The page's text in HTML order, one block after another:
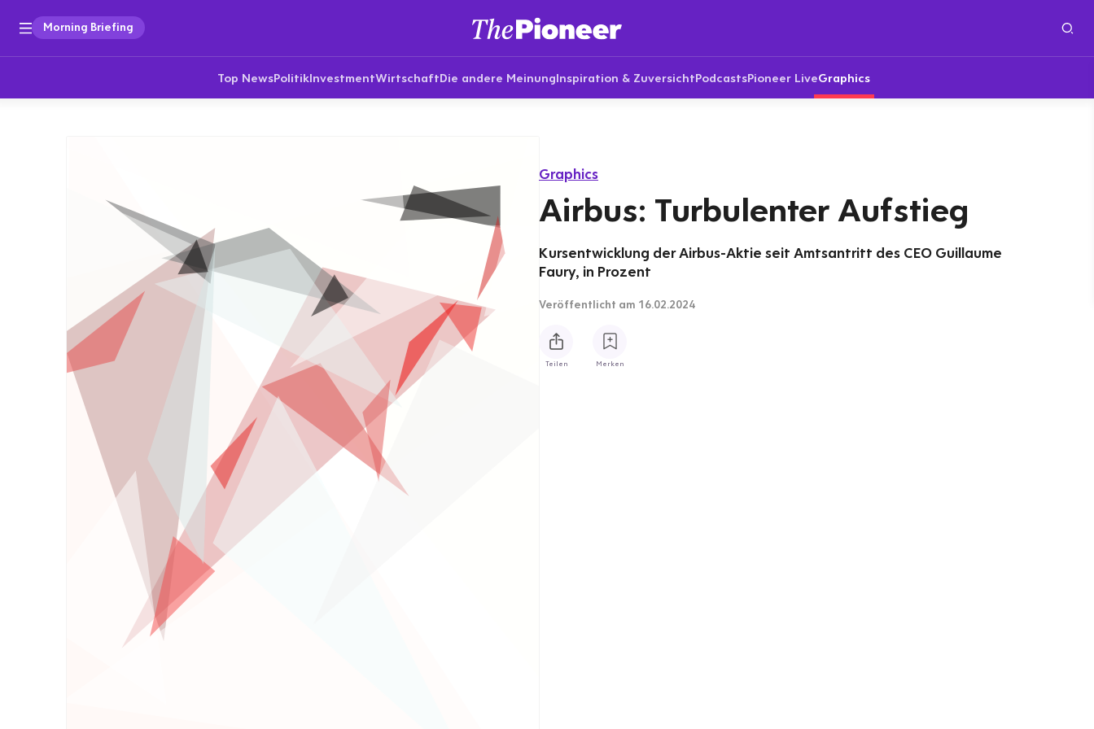
Morning Briefing
Top NewsPolitikInvestmentWirtschaftDie andere MeinungInspiration & ZuversichtPodcastsPioneer LiveGraphics
Graphics
Airbus: Turbulenter Aufstieg
Kursentwicklung der Airbus-Aktie seit Amtsantritt des CEO Guillaume
Faury, in Prozent
Veröffentlicht am 16.02.2024
Teilen Merken